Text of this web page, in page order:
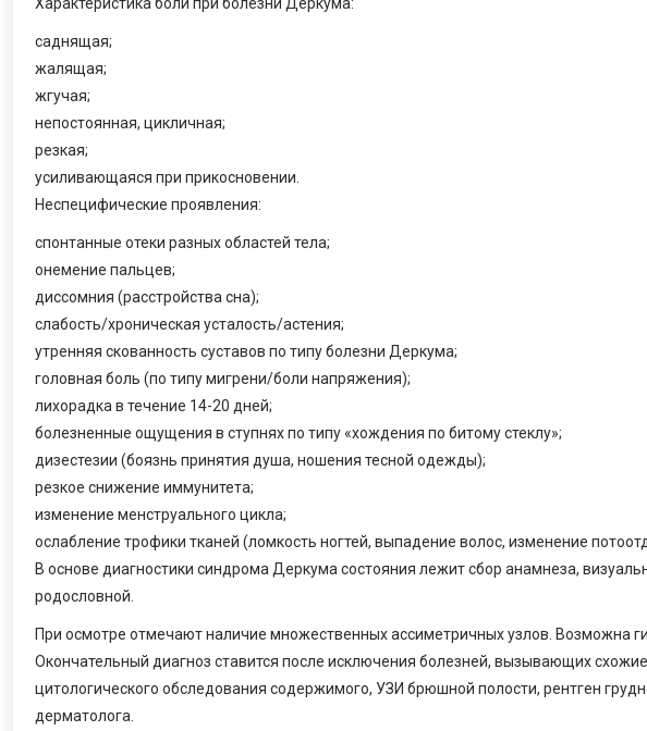
Характеристика боли при болезни Деркума:
саднящая;
жалящая;
жгучая;
непостоянная, цикличная;
резкая;
усиливающаяся при прикосновении.
Неспецифические проявления:
спонтанные отеки разных областей тела;
онемение пальцев;
диссомния (расстройства сна);
слабость/хроническая усталость/астения;
утренняя скованность суставов по типу болезни Деркума;
головная боль (по типу мигрени/боли напряжения);
лихорадка в течение 14-20 дней;
болезненные ощущения в ступнях по типу «хождения по битому стеклу»;
дизестезии (боязнь принятия душа, ношения тесной одежды);
резкое снижение иммунитета;
изменение менструального цикла;
ослабление трофики тканей (ломкость ногтей, выпадение волос, изменение
В основе диагностики синдрома Деркума состояния лежит сбор анамнеза,
родословной.
При осмотре отмечают наличие множественных ассиметричных узлов. Возможна
Окончательный диагноз ставится после исключения болезней, вызывающих
цитологического обследования содержимого, УЗИ брюшной полости, рентген
дерматолога.